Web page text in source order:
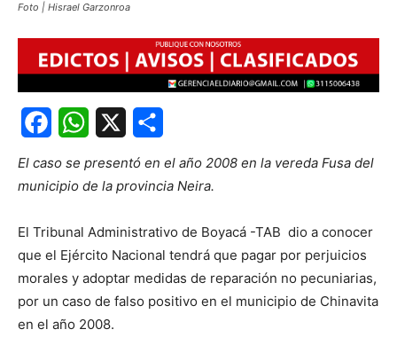
Foto | Hisrael Garzonroa
Share
El caso se presentó en el año 2008 en la vereda Fusa del
municipio de la provincia Neira.
El Tribunal Administrativo de Boyacá -TAB dio a conocer
que el Ejército Nacional tendrá que pagar por perjuicios
morales y adoptar medidas de reparación no pecuniarias,
por un caso de falso positivo en el municipio de Chinavita
en el año 2008.